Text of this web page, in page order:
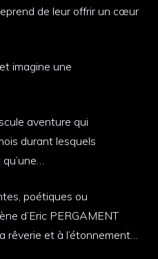
de leur offrir un cœur
imagine une
aventure qui
durant lesquels
poétiques ou
d’Eric PERGAMENT
rêverie et à l’étonnement…